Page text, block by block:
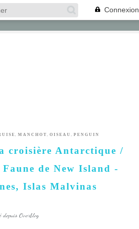
Connexion
, MANCHOT, OISEAU , PENGUIN
croisière Antarctique /
de New Island -
Islas Malvinas
depuis Overblog